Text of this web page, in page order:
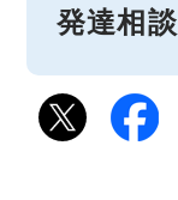
発達相談